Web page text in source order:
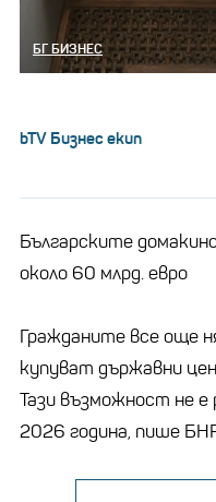
БГ БИЗНЕС
bTV Бизнес екип
Българските
около 60 млрд. евро
Гражданите все още
купуват държавни
Тази възможност не
2026 година, пише